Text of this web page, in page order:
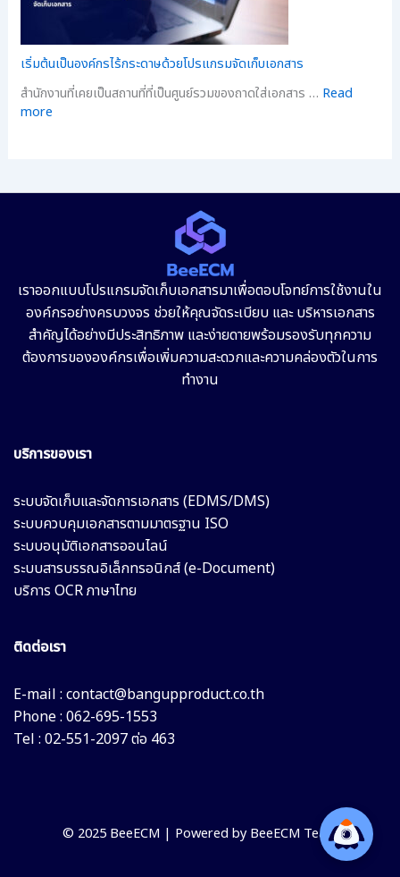
เริ่มต้นเป็นองค์กรไร้กระดาษด้วยโปรแกรมจัดเก็บเอกสาร
สำนักงานที่เคยเป็นสถานที่ที่เป็นศูนย์รวมของถาดใส่เอกสาร … Read
more
เราออกแบบโปรแกรมจัดเก็บเอกสารมาเพื่อตอบโจทย์การใช้งานใน
องค์กรอย่างครบวงจร ช่วยให้คุณจัดระเบียบ และ บริหารเอกสาร
สำคัญได้อย่างมีประสิทธิภาพ และง่ายดายพร้อมรองรับทุกความ
ต้องการขององค์กรเพื่อเพิ่มความสะดวกและความคล่องตัวในการ
ทำงาน
บริการของเรา
ระบบจัดเก็บและจัดการเอกสาร (EDMS/DMS)
ระบบควบคุมเอกสารตามมาตรฐาน ISO
ระบบอนุมัติเอกสารออนไลน์
ระบบสารบรรณอิเล็กทรอนิกส์ (e-Document)
บริการ OCR ภาษาไทย
ติดต่อเรา
E-mail : contact@bangupproduct.co.th
Phone : 062-695-1553
Tel : 02-551-2097 ต่อ 463
© 2025 BeeECM | Powered by BeeECM Team